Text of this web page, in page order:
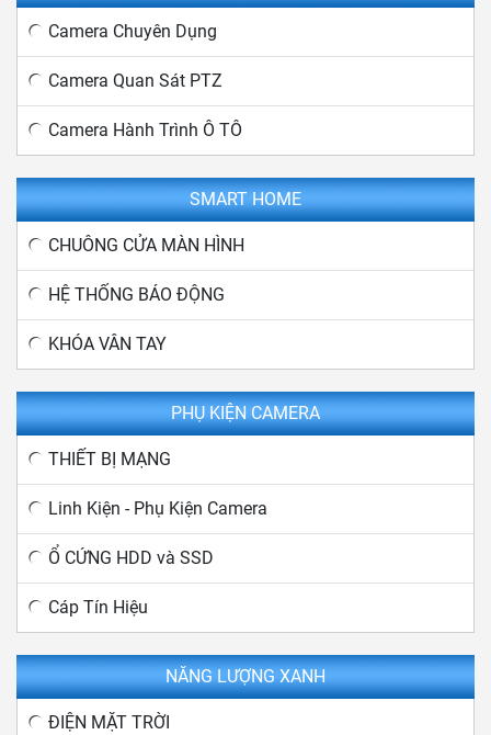
Camera Chuyên Dụng
Camera Quan Sát PTZ
Camera Hành Trình Ô TÔ
SMART HOME
CHUÔNG CỬA MÀN HÌNH
HỆ THỐNG BÁO ĐỘNG
KHÓA VÂN TAY
PHỤ KIỆN CAMERA
THIẾT BỊ MẠNG
Linh Kiện - Phụ Kiện Camera
Ổ CỨNG HDD và SSD
Cáp Tín Hiệu
NĂNG LƯỢNG XANH
ĐIỆN MẶT TRỜI